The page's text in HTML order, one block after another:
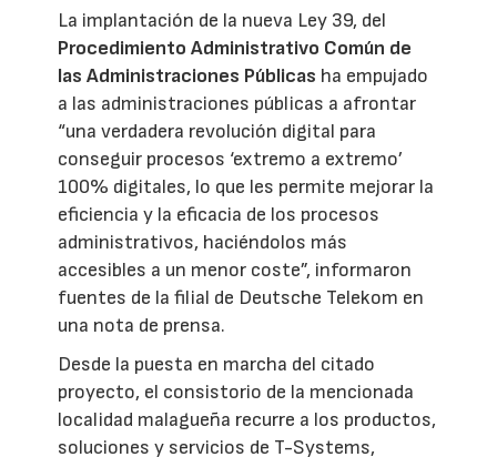
La implantación de la nueva Ley 39, del
Procedimiento Administrativo Común de
las Administraciones Públicas ha empujado
a las administraciones públicas a afrontar
“una verdadera revolución digital para
conseguir procesos ‘extremo a extremo’
100% digitales, lo que les permite mejorar la
eficiencia y la eficacia de los procesos
administrativos, haciéndolos más
accesibles a un menor coste”, informaron
fuentes de la filial de Deutsche Telekom en
una nota de prensa.
Desde la puesta en marcha del citado
proyecto, el consistorio de la mencionada
localidad malagueña recurre a los productos,
soluciones y servicios de T-Systems,